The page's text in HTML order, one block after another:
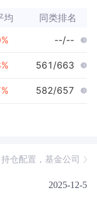
均 同类排名
% --/--
% 561/663
% 582/657
% --/--
--/--
仓配置，基金公司
2025-12-5